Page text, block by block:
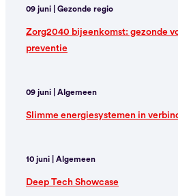
09 juni | Gezonde regio
Zorg2040 bijeenkomst: gezonde
preventie
09 juni | Algemeen
Slimme energiesystemen in
10 juni | Algemeen
Deep Tech Showcase